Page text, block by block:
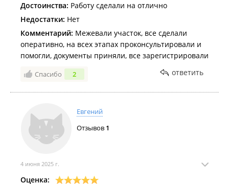
Достоинства: Работу сделали на отлично
Недостатки: Нет
Комментарий: Межевали участок, все сделали
оперативно, на всех этапах проконсультировали и
помогли, документы приняли, все зарегистрировали
Спасибо 2 ответить
Евгений
Отзывов 1
4 июня 2025 г.
Оценка: